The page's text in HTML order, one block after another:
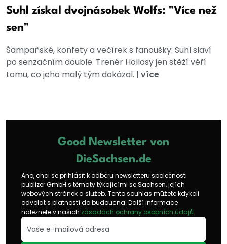
Suhl získal dvojnásobek Wolfs: "Více než
sen"
Šampaňské, konfety a večírek s fanoušky: Suhl slaví
po senzačním double. Trenér Hollosy jen stěží věří
tomu, co jeho malý tým dokázal. | více
Good Newsletter von
DieSachsen.de
Ano, chci se přihlásit k odběru newsletteru společnosti
publizer GmbH s tématy týkajícími se Sachsen, jejích
webových stránek a služeb. Tento souhlas můžete kdykoli
odvolat s platností do budoucna. Další informace
naleznete v našich zásadách ochrany osobních údajů.